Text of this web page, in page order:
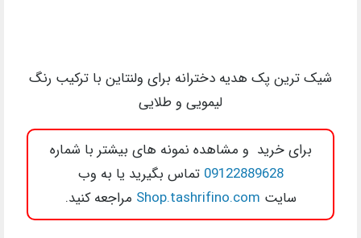
شیک ترین پک هدیه دخترانه برای ولنتاین با ترکیب رنگ
لیمویی و طلایی
برای خرید و مشاهده نمونه های بیشتر با شماره
09122889628 تماس بگیرید یا به وب
سایت Shop.tashrifino.com مراجعه کنید.